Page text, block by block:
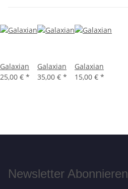
Galaxian
25,00 € *
Galaxian
35,00 € *
Galaxian
15,00 € *
Newsletter Abonnieren